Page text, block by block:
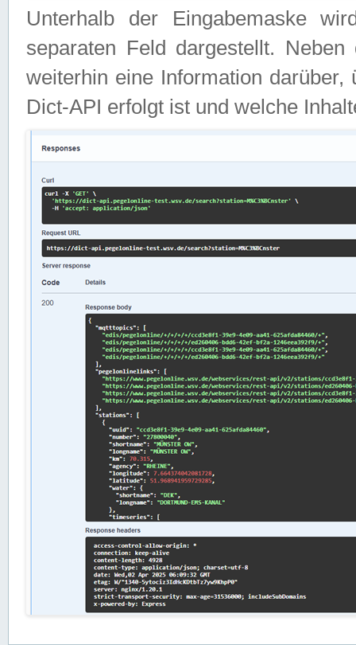
Unterhalb der Eingabemaske
separaten Feld dargestellt.
weiterhin eine Information
Dict-API erfolgt ist und welche